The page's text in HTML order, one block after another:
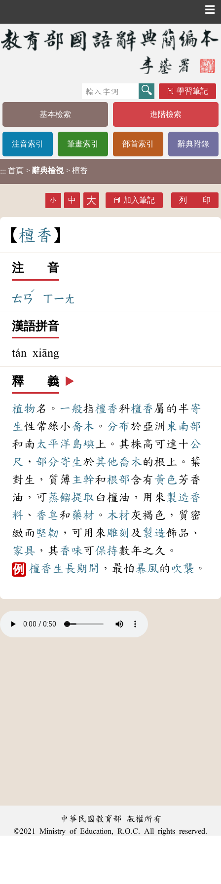
☰
學習筆記
基本檢索 進階檢索
注音索引 筆畫索引 部首索引 辭典附錄
::: 首頁 > 辭典檢視 > 檀香
小 中 大 加入筆記 列 印
檀香
注 音
ㄊㄢ
ˊ
ㄒㄧㄤ
漢語拼音
tán xiāng
釋 義 ▶️
植物名。 一般指 檀香科檀香 屬的半 寄
生 性常綠小喬木 。 分布於亞洲 東南部
和南 太平洋 島嶼 上。其株高可達十公
尺 ， 部分寄生 於其他喬木的根上。葉
對生，質薄 主幹和根部含有黃色 芳香
油，可蒸餾提取 白檀油，用來製造香
料 、 香皂和 藥材 。 木材灰褐色，質密
緻而 堅韌 ，可用來雕刻 及 製造飾品、
家具 ，其香味可保持數年之久。
例 檀香 生長期間 ，最怕暴風的 吹襲 。
中華民國教育部 版權所有
©2021 Ministry of Education, R.O.C. All rights reserved.